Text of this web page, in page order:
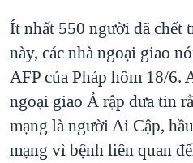
BÊN KIA QUỐC LỘ: TIẾNG
QUAN HỆ VIỆT MỸ
Ít nhất 550 người đã chết
này, các nhà ngoại giao
AFP của Pháp hôm 18/6.
ngoại giao Ả rập đưa tin
mạng là người Ai Cập,
mạng vì bệnh liên quan